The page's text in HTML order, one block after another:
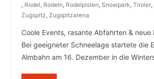
, Rodel, Rodeln, Rodelpisten, Snowpark, Tiroler,
Zugspitz, Zugspitzarena
Coole Events, rasante Abfahrten & neue
Bei geeigneter Schneelage startete die
Almbahn am 16. Dezember in die